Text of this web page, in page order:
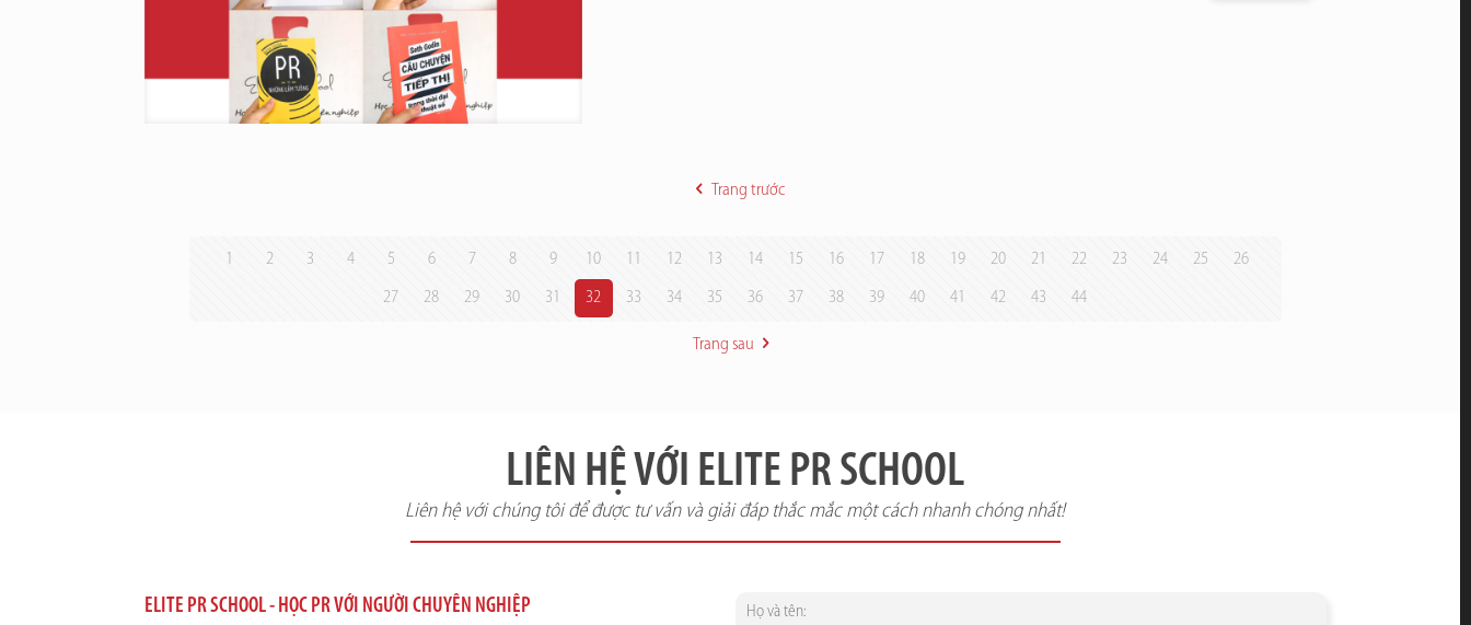
Trang trước
1 2 3 4 5 6 7 8 9 10 11 12 13 14 15 16 17 18 19 20 21 22 23 24 25 26
27 28 29 30 31 32 33 34 35 36 37 38 39 40 41 42 43 44
Trang sau
LIÊN HỆ VỚI ELITE PR SCHOOL
Liên hệ với chúng tôi để được tư vấn và giải đáp thắc mắc một cách nhanh chóng nhất!
ELITE PR SCHOOL - HỌC PR VỚI NGƯỜI CHUYÊN NGHIỆP